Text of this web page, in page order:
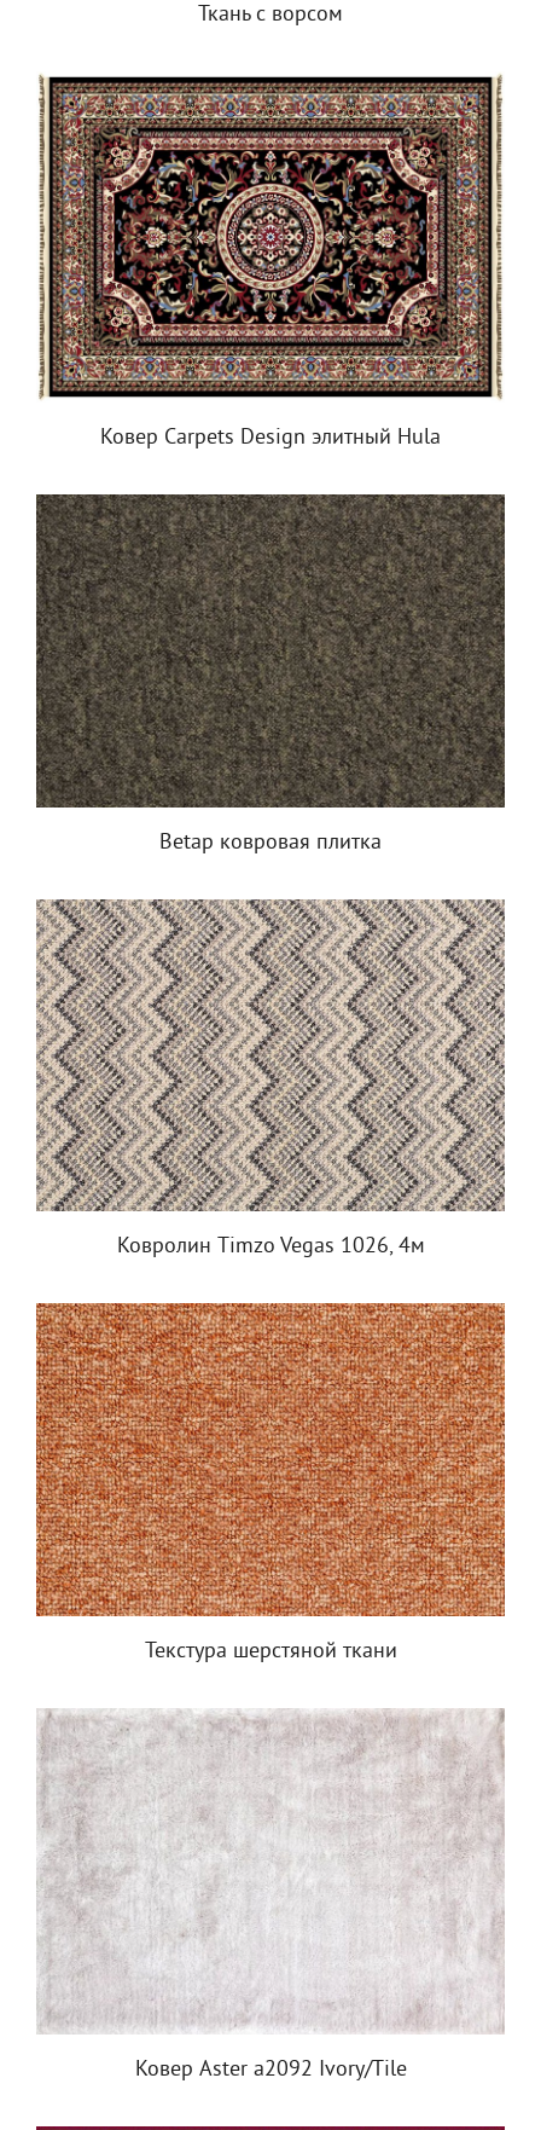
Ткань с ворсом
Ковер Carpets Design элитный Hula
Betap ковровая плитка
Ковролин Timzo Vegas 1026, 4м
Текстура шерстяной ткани
Ковер Aster a2092 Ivory/Tile